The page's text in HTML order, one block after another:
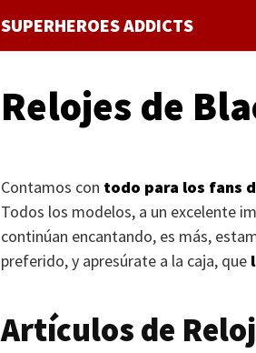
SUPERHEROES ADDICTS
Relojes de
Contamos con todo para los fans
Todos los modelos, a un excelente
continúan encantando, es más,
preferido, y apresúrate a la caja, que
Artículos de